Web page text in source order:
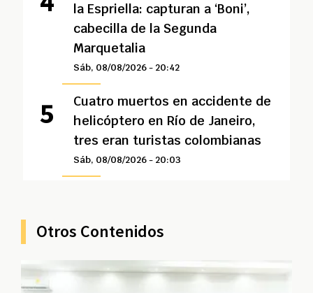
la Espriella: capturan a ‘Boni’,
cabecilla de la Segunda
Marquetalia
Sáb, 08/08/2026 - 20:42
Cuatro muertos en accidente de
helicóptero en Río de Janeiro,
tres eran turistas colombianas
Sáb, 08/08/2026 - 20:03
Otros Contenidos